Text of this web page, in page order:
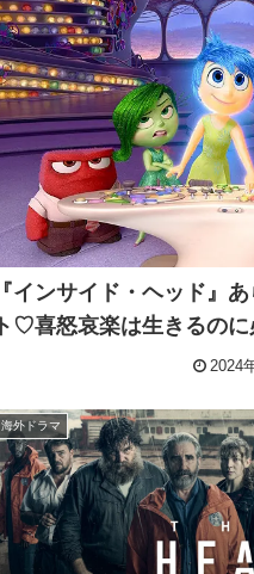
『インサイド・ヘッド』
ト♡喜怒哀楽は生きるのに
2024
海外ドラマ